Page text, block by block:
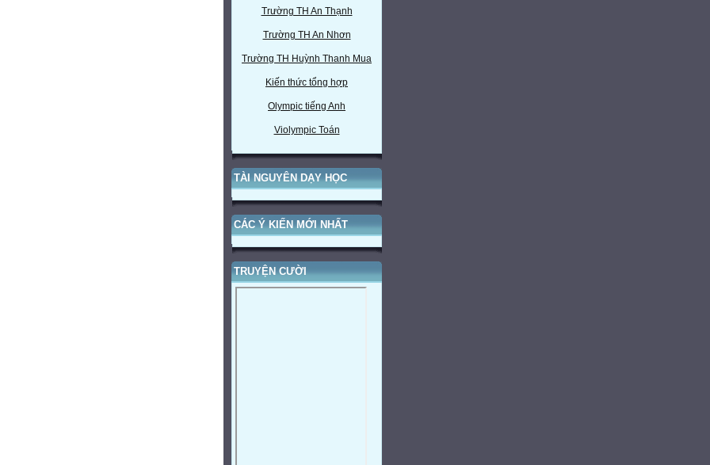
Trường TH An Thạnh
Trường TH An Nhơn
Trường TH Huỳnh Thanh Mua
Kiến thức tổng hợp
Olympic tiếng Anh
Violympic Toán
TÀI NGUYÊN DẠY HỌC
CÁC Ý KIẾN MỚI NHẤT
TRUYỆN CƯỜI